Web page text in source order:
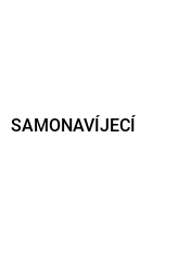
SAMONAVÍJECÍ